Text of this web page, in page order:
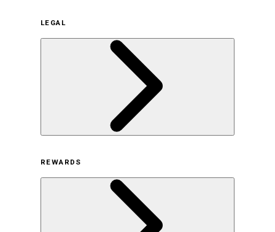
サステナビリティの取り組み（日本）
サステナビリティの取り組み（米国/英語）
ヒストリー
採用情報
LEGAL
オンラインストア利用規約
プライバシーポリシー
特定商取引法に基づく表示
古物営業法に基づく表示
REWARDS